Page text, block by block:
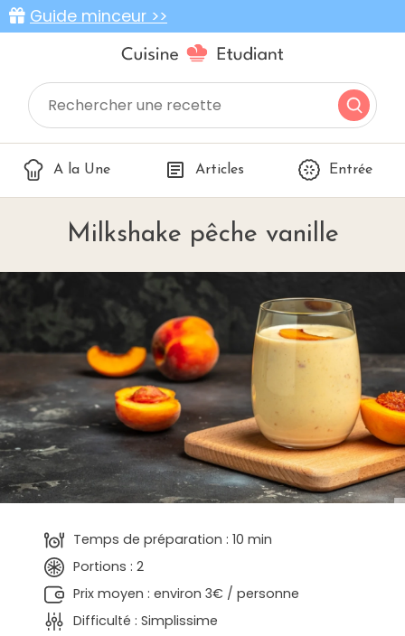
Guide minceur >>
A la Une Articles Entrée
Milkshake pêche vanille
Temps de préparation : 10 min
Portions : 2
Prix moyen : environ 3€ / personne
Difficulté : Simplissime